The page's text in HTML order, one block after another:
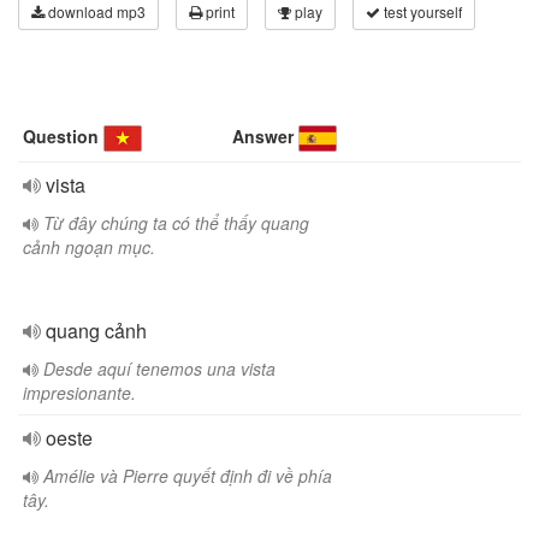
download mp3 print play test yourself
Question Answer
vista
Từ đây chúng ta có thể thấy quang
cảnh ngoạn mục.
quang cảnh
Desde aquí tenemos una vista
impresionante.
oeste
Amélie và Pierre quyết định đi về phía
tây.